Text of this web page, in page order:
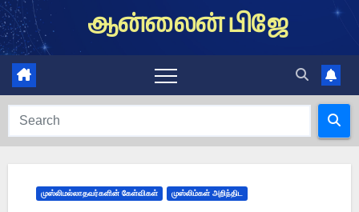
Skip
to
content
ஆன்லைன் பிஜே
முஸ்லிமல்லாதவர்களின் கேள்விகள் முஸ்லிம்கள் அறிந்திட